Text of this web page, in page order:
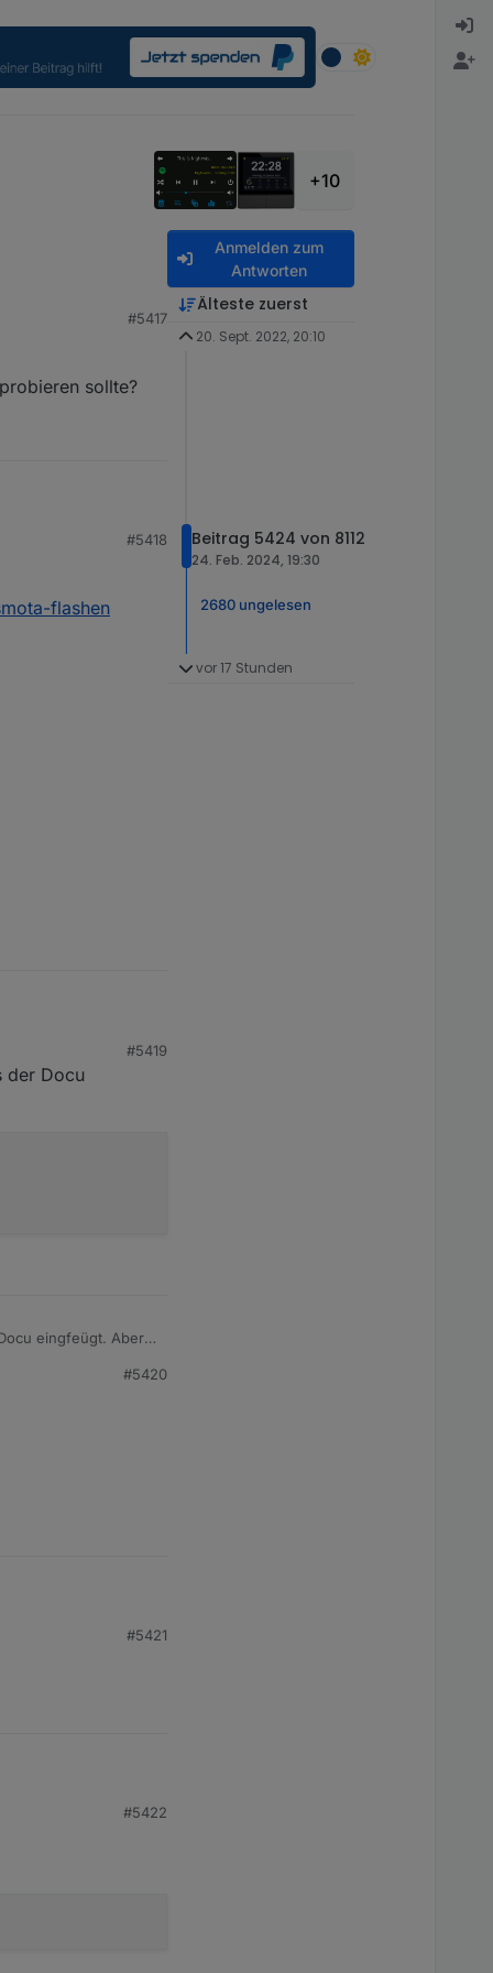
+10
#5417
sollte?
sollte? #5418
flashen
#5419
der Docu
eingfeügt. Aber
#5420
#5421
#5422
Anmelden zum
Antworten
Älteste zuerst
20. Sept. 2022, 20:10
Beitrag 5424 von 8112
24. Feb. 2024, 19:30
2680 ungelesen
vor 17 Stunden